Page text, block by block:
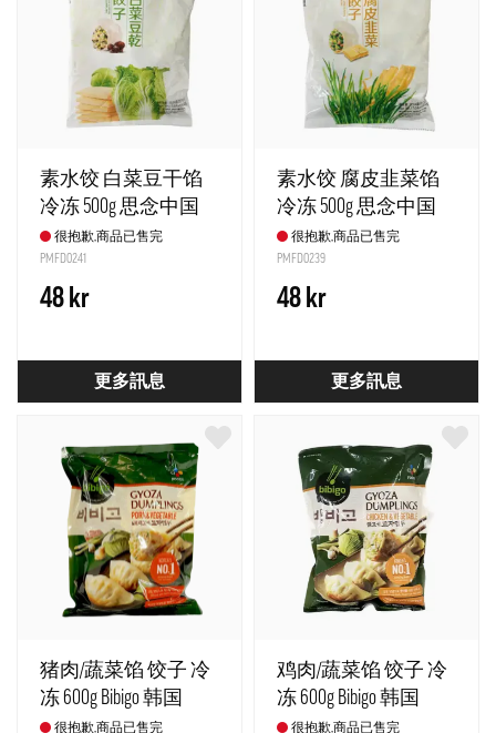
素水饺 白菜豆干馅
冷冻 500g 思念中国
很抱歉,商品已售完
PMFD0241
48 kr
更多訊息
素水饺 腐皮韭菜馅
冷冻 500g 思念中国
很抱歉,商品已售完
PMFD0239
48 kr
更多訊息
猪肉/蔬菜馅 饺子 冷
冻 600g Bibigo 韩国
很抱歉,商品已售完
鸡肉/蔬菜馅 饺子 冷
冻 600g Bibigo 韩国
很抱歉,商品已售完